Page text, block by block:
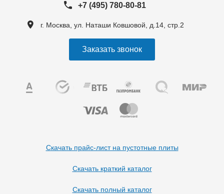
+7 (495) 780-80-81
г. Москва, ул. Наташи Ковшовой, д.14, стр.2
Заказать звонок
Скачать прайс-лист на пустотные плиты
Скачать краткий каталог
Скачать полный каталог